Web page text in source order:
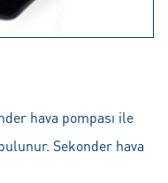
hava pompası ile
Sekonder hava